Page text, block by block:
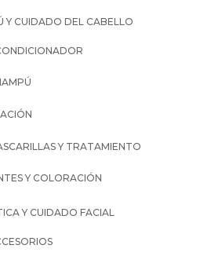
Y CUIDADO DEL CABELLO
Y TRATAMIENTO
Y COLORACIÓN
Y CUIDADO FACIAL